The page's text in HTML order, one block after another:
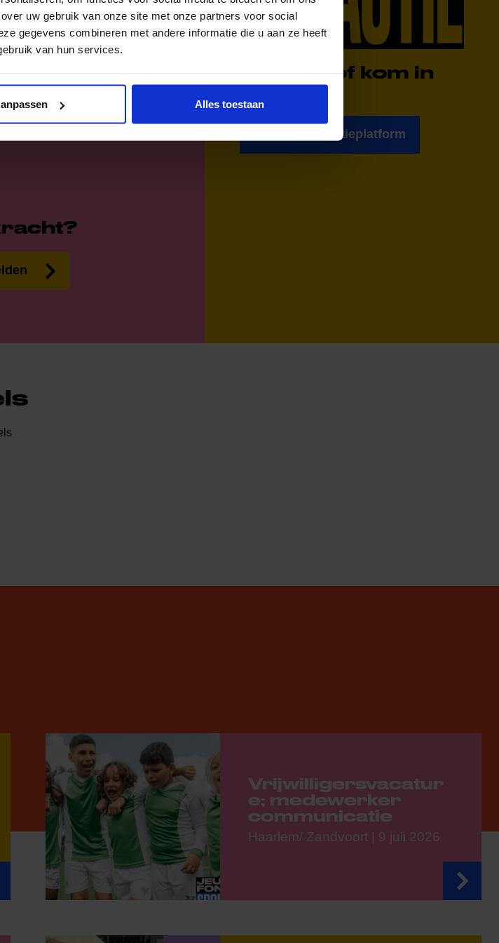
uw gebruik van onze site met onze partners voor social
gegevens combineren met andere informatie die u aan ze heeft
van hun services.
Alles toestaan
voor aanvragen of vragen mail
op dinsdag en vrijdag van
dan antwoorden wij je altijd
Doneer of kom in
actie!
Ga naar het actieplatform
Vrijwilligersvacatur
e; medewerker
communicatie
Haarlem/ Zandvoort | 9 juli 2026